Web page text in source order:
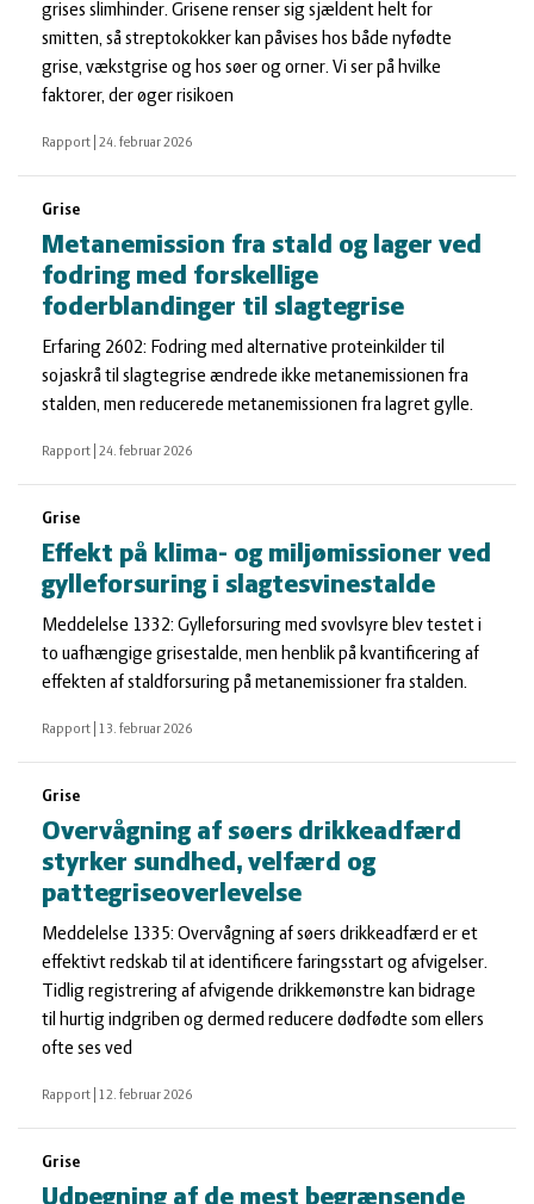
grises slimhinder. Grisene renser sig sjældent helt for
smitten, så streptokokker kan påvises hos både nyfødte
grise, vækstgrise og hos søer og orner. Vi ser på hvilke
faktorer, der øger risikoen
Rapport 24. februar 2026
Grise
Metanemission fra stald og lager ved
fodring med forskellige
foderblandinger til slagtegrise
Erfaring 2602: Fodring med alternative proteinkilder til
sojaskrå til slagtegrise ændrede ikke metanemissionen fra
stalden, men reducerede metanemissionen fra lagret gylle.
Rapport 24. februar 2026
Grise
Effekt på klima- og miljømissioner ved
gylleforsuring i slagtesvinestalde
Meddelelse 1332: Gylleforsuring med svovlsyre blev testet i
to uafhængige grisestalde, men henblik på kvantificering af
effekten af staldforsuring på metanemissioner fra stalden.
Rapport 13. februar 2026
Grise
Overvågning af søers drikkeadfærd
styrker sundhed, velfærd og
pattegriseoverlevelse
Meddelelse 1335: Overvågning af søers drikkeadfærd er et
effektivt redskab til at identificere faringsstart og afvigelser.
Tidlig registrering af afvigende drikkemønstre kan bidrage
til hurtig indgriben og dermed reducere dødfødte som ellers
ofte ses ved
Rapport 12. februar 2026
Grise